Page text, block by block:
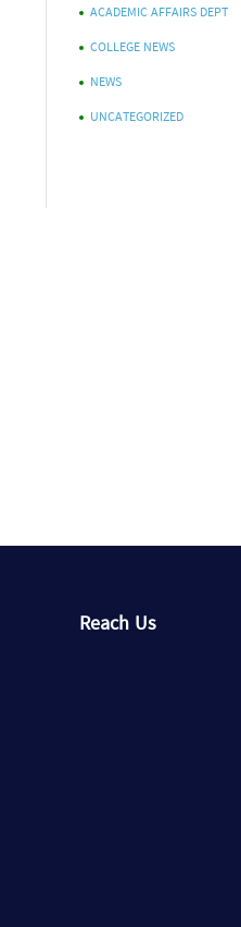
ACADEMIC AFFAIRS DEPT
COLLEGE NEWS
NEWS
UNCATEGORIZED
Reach Us